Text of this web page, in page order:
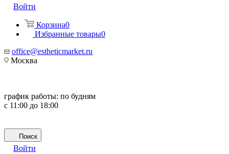
Войти
Корзина0
Избранные товары0
office@estheticmarket.ru
Москва
график работы: по будням
с 11:00 до 18:00
Поиск
Войти